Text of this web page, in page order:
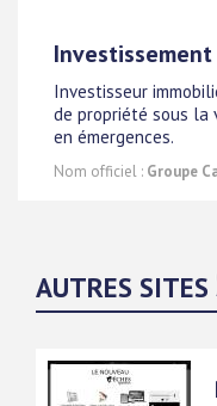
Investisseur
de propriété sous la
en émergences.
Nom officiel : Groupe
AUTRES SITES